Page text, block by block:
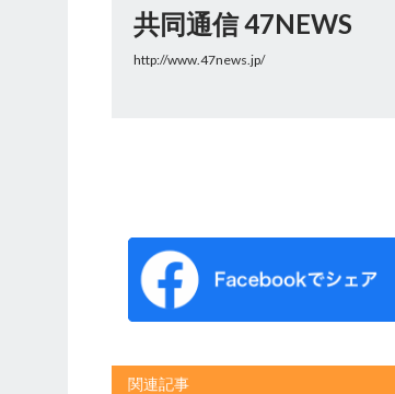
共同通信 47NEWS
http://www.47news.jp/
関連記事